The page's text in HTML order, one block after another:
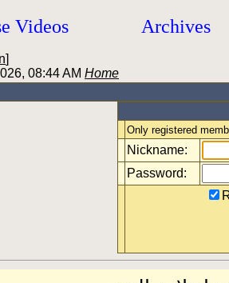
Videos Archives
]
08:44 AM Home
Only registered
Nickname:
Password: